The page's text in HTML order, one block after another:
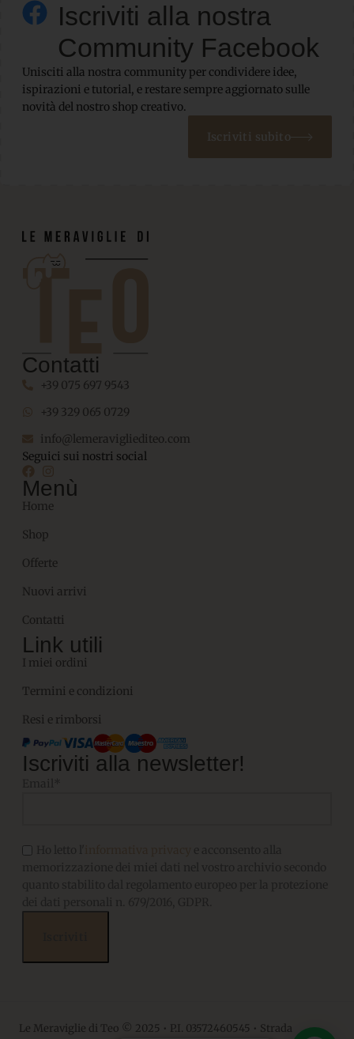
Iscriviti alla nostra
Community Facebook
Unisciti alla nostra community per condividere idee,
ispirazioni e tutorial, e restare sempre aggiornato sulle
novità del nostro shop creativo.
Iscriviti subito
Contatti
+39 075 697 9543
+39 329 065 0729
info@lemeravigliediteo.com
Seguici sui nostri social
Menù
Home
Shop
Offerte
Nuovi arrivi
Contatti
Link utili
I miei ordini
Termini e condizioni
Resi e rimborsi
Iscriviti alla newsletter!
Le Meraviglie di Teo © 2025 • P.I. 03572460545 • Strada